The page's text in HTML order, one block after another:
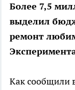
Более 7,5
выделил
ремонт
Как сообщили